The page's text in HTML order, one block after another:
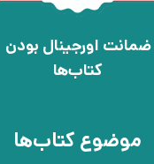
ضمانت اورجینال بودن
کتاب‌ها
موضوع کتاب‌ها